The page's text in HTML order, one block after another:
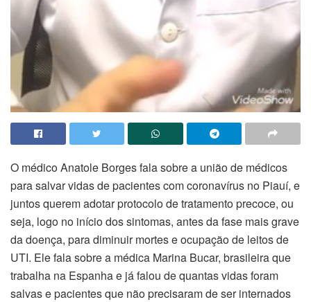
O médico Anatole Borges fala sobre a união de médicos
para salvar vidas de pacientes com coronavírus no Piauí, e
juntos querem adotar protocolo de tratamento precoce, ou
seja, logo no início dos sintomas, antes da fase mais grave
da doença, para diminuir mortes e ocupação de leitos de
UTI. Ele fala sobre a médica Marina Bucar, brasileira que
trabalha na Espanha e já falou de quantas vidas foram
salvas e pacientes que não precisaram de ser internados